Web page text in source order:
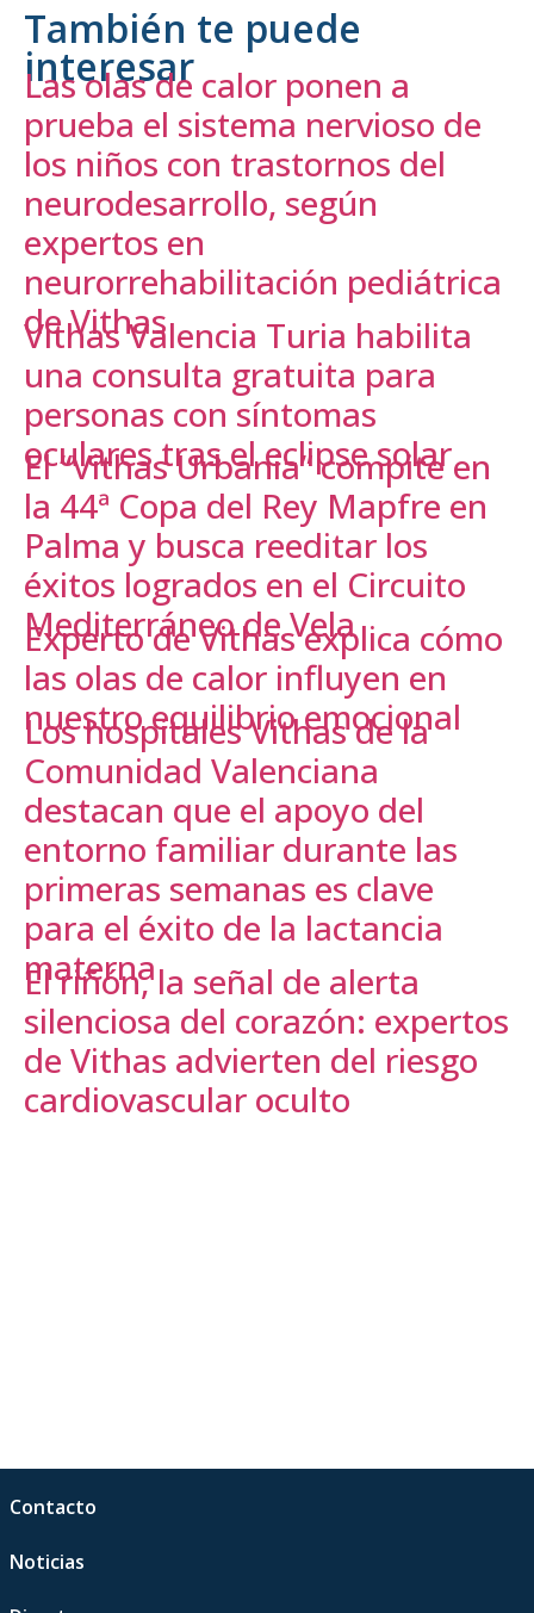
También te puede
interesar
Las olas de calor ponen a
prueba el sistema nervioso de
los niños con trastornos del
neurodesarrollo, según
expertos en
neurorrehabilitación pediátrica
de Vithas
Vithas Valencia Turia habilita
una consulta gratuita para
personas con síntomas
oculares tras el eclipse solar
El “Vithas Urbania” compite en
la 44ª Copa del Rey Mapfre en
Palma y busca reeditar los
éxitos logrados en el Circuito
Mediterráneo de Vela
Experto de Vithas explica cómo
las olas de calor influyen en
nuestro equilibrio emocional
Los hospitales Vithas de la
Comunidad Valenciana
destacan que el apoyo del
entorno familiar durante las
primeras semanas es clave
para el éxito de la lactancia
materna
El riñón, la señal de alerta
silenciosa del corazón: expertos
de Vithas advierten del riesgo
cardiovascular oculto
Contacto
Noticias